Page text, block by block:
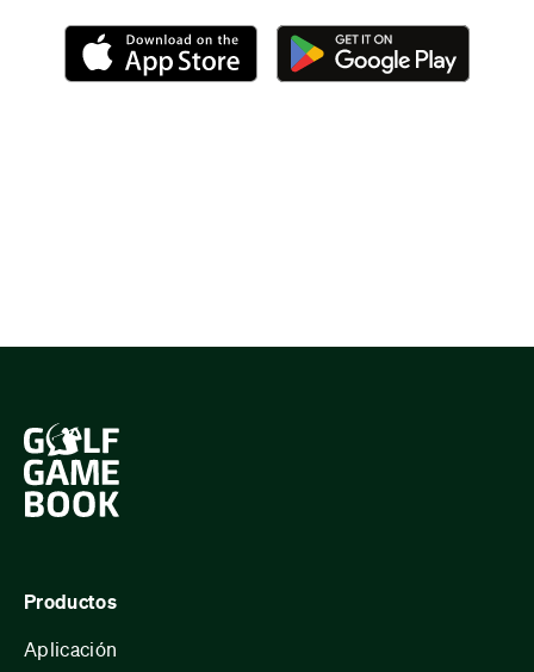
Productos
Aplicación